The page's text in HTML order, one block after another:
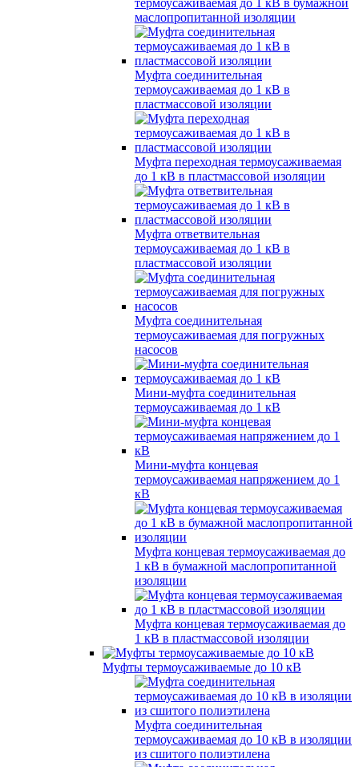
термоусаживаемая до 1 кВ в бумажной
маслопропитанной изоляции
Муфта соединительная
термоусаживаемая до 1 кВ в
пластмассовой изоляции
Муфта переходная термоусаживаемая
до 1 кВ в пластмассовой изоляции
Муфта ответвительная
термоусаживаемая до 1 кВ в
пластмассовой изоляции
Муфта соединительная
термоусаживаемая для погружных
насосов
Мини-муфта соединительная
термоусаживаемая до 1 кВ
Мини-муфта концевая
термоусаживаемая напряжением до 1
кВ
Муфта концевая термоусаживаемая до
1 кВ в бумажной маслопропитанной
изоляции
Муфта концевая термоусаживаемая до
1 кВ в пластмассовой изоляции
Муфты термоусаживаемые до 10 кВ
Муфта соединительная
термоусаживаемая до 10 кВ в изоляции
из сшитого полиэтилена